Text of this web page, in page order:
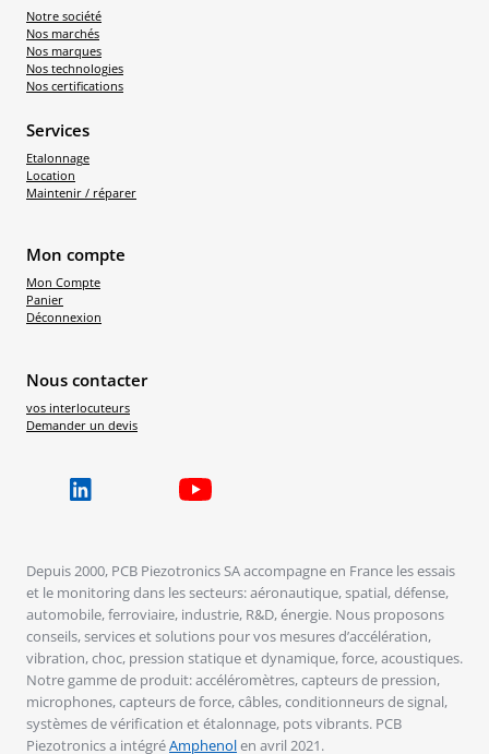
Notre société
Nos marchés
Nos marques
Nos technologies
Nos certifications
Services
Etalonnage
Location
Maintenir / réparer
Mon compte
Mon Compte
Panier
Déconnexion
Nous contacter
vos interlocuteurs
Demander un devis
Depuis 2000, PCB Piezotronics SA accompagne en France les essais
et le monitoring dans les secteurs: aéronautique, spatial, défense,
automobile, ferroviaire, industrie, R&D, énergie. Nous proposons
conseils, services et solutions pour vos mesures d’accélération,
vibration, choc, pression statique et dynamique, force, acoustiques.
Notre gamme de produit: accéléromètres, capteurs de pression,
microphones, capteurs de force, câbles, conditionneurs de signal,
systèmes de vérification et étalonnage, pots vibrants. PCB
Piezotronics a intégréAmphenolen avril 2021.